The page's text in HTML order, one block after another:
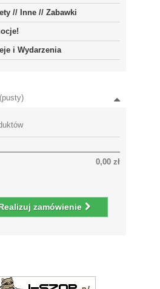
// Inne // Zabawki
i Wydarzenia
(pusty)
0,00 zł
zamówienie